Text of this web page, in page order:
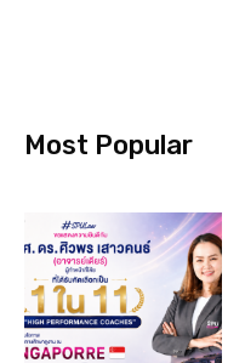
Most Popular